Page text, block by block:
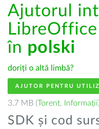
Ajutorul
în polski
doriți o altă limbă?
AJUTOR PENTRU
3.7 MB (Torent, Informații
SDK și cod